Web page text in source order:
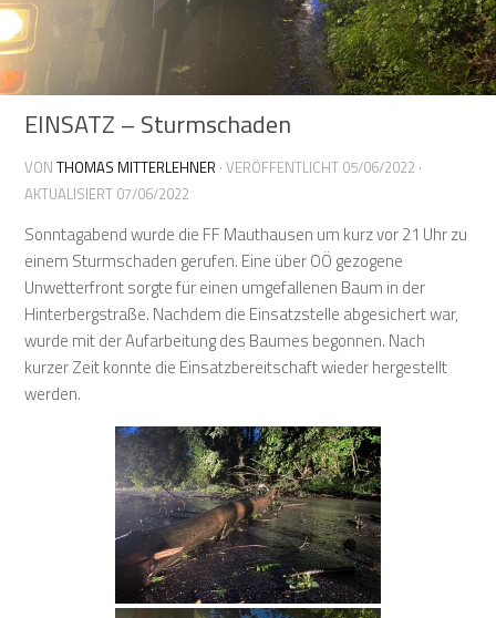
EINSATZ – Sturmschaden
VONTHOMAS MITTERLEHNER · VERÖFFENTLICHT 05/06/2022 ·
AKTUALISIERT 07/06/2022
Sonntagabend wurde die FF Mauthausen um kurz vor 21 Uhr zu
einem Sturmschaden gerufen. Eine über OÖ gezogene
Unwetterfront sorgte für einen umgefallenen Baum in der
Hinterbergstraße. Nachdem die Einsatzstelle abgesichert war,
wurde mit der Aufarbeitung des Baumes begonnen. Nach
kurzer Zeit konnte die Einsatzbereitschaft wieder hergestellt
werden.